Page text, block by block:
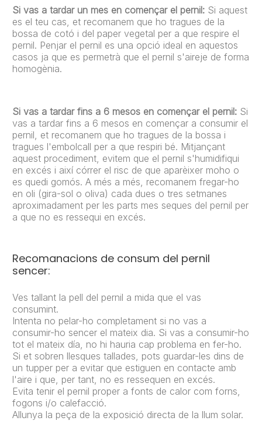
Si vas a tardar un mes en començar el pernil: Si aquest
es el teu cas, et recomanem que ho tragues de la
bossa de cotó i del paper vegetal per a que respire el
pernil. Penjar el pernil es una opció ideal en aquestos
casos ja que es permetrà que el pernil s'aireje de forma
homogènia.
Si vas a tardar fins a 6 mesos en començar el pernil: Si
vas a tardar fins a 6 mesos en començar a consumir el
pernil, et recomanem que ho tragues de la bossa i
tragues l'embolcall per a que respiri bé. Mitjançant
aquest procediment, evitem que el pernil s'humidifiqui
en excés i així córrer el risc de que aparèixer moho o
es quedi gomós. A més a més, recomanem fregar-ho
en oli (gira-sol o oliva) cada dues o tres setmanes
aproximadament per les parts mes seques del pernil per
a que no es ressequi en excés.
Recomanacions de consum del pernil
sencer:
Ves tallant la pell del pernil a mida que el vas
consumint.
Intenta no pelar-ho completament si no vas a
consumir-ho sencer el mateix dia. Si vas a consumir-ho
tot el mateix día, no hi hauria cap problema en fer-ho.
Si et sobren llesques tallades, pots guardar-les dins de
un tupper per a evitar que estiguen en contacte amb
l'aire i que, per tant, no es ressequen en excés.
Evita tenir el pernil proper a fonts de calor com forns,
fogons i/o calefacció.
Allunya la peça de la exposició directa de la llum solar.